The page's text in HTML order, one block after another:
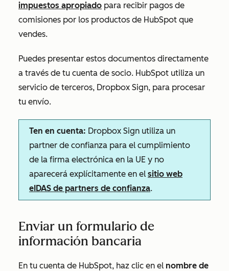
impuestos apropiado para recibir pagos de
comisiones por los productos de HubSpot que
vendes.
Puedes presentar estos documentos directamente
a través de tu cuenta de socio. HubSpot utiliza un
servicio de terceros, Dropbox Sign, para procesar
tu envío.
Ten en cuenta: Dropbox Sign utiliza un
partner de confianza para el cumplimiento
de la firma electrónica en la UE y no
aparecerá explícitamente en el sitio web
eIDAS de partners de confianza.
Enviar un formulario de
información bancaria
En tu cuenta de HubSpot, haz clic en el nombre de